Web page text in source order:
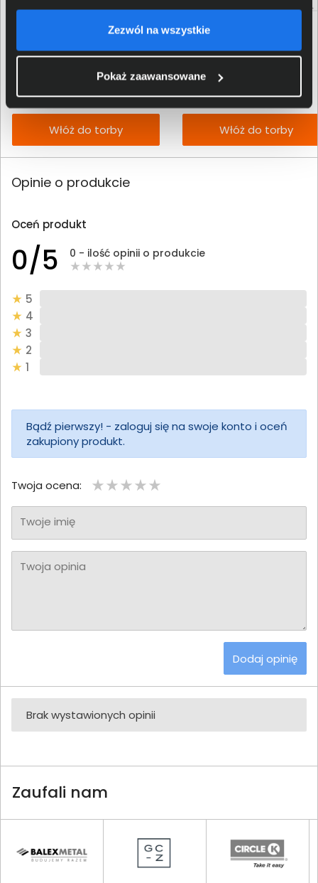
Zezwól na wszystkie
Pokaż zaawansowane
1 064,00 zł
netto: 865,04 zł
Włóż do torby
422,00 zł
netto: 343,09 zł
Włóż do torby
Opinie o produkcie
Oceń produkt
0/5 0 - ilość opinii o produkcie
5
4
3
2
1
Bądź pierwszy! - zaloguj się na swoje konto i oceń
zakupiony produkt.
Twoja ocena:
Twoje imię
Twoja opinia
Dodaj opinię
Brak wystawionych opinii
Zaufali nam